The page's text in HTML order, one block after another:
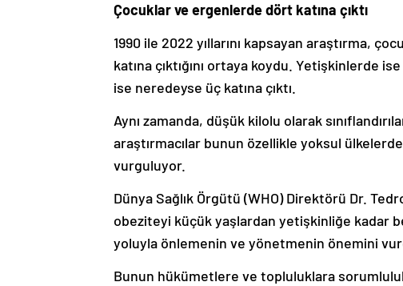
Çocuklar ve ergenlerde dört katına çıktı
1990 ile 2022 yıllarını kapsayan araştırma,
katına çıktığını ortaya koydu. Yetişkinlerde
ise neredeyse üç katına çıktı.
Aynı zamanda, düşük kilolu olarak
araştırmacılar bunun özellikle yoksul
vurguluyor.
Dünya Sağlık Örgütü (WHO) Direktörü Dr.
obeziteyi küçük yaşlardan yetişkinliğe kadar
yoluyla önlemenin ve yönetmenin önemini
Bunun hükümetlere ve topluluklara